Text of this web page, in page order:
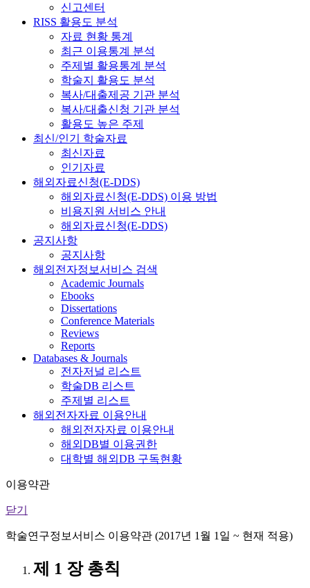
신고센터
RISS 활용도 분석
자료 현황 통계
최근 이용통계 분석
주제별 활용통계 분석
학술지 활용도 분석
복사/대출제공 기관 분석
복사/대출신청 기관 분석
활용도 높은 주제
최신/인기 학술자료
최신자료
인기자료
해외자료신청(E-DDS)
해외자료신청(E-DDS) 이용 방법
비용지원 서비스 안내
해외자료신청(E-DDS)
공지사항
공지사항
해외전자정보서비스 검색
Academic Journals
Ebooks
Dissertations
Conference Materials
Reviews
Reports
Databases & Journals
전자저널 리스트
학술DB 리스트
주제별 리스트
해외전자자료 이용안내
해외전자자료 이용안내
해외DB별 이용권한
대학별 해외DB 구독현황
이용약관
닫기
학술연구정보서비스 이용약관 (2017년 1월 1일 ~ 현재 적용)
제 1 장 총칙